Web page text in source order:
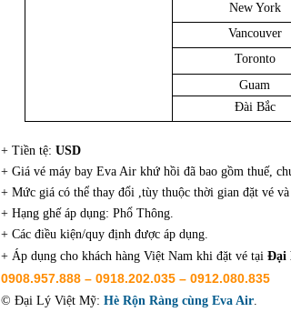
New York
Vancouver
Toronto
Guam
Đài Bắc
+ Tiền tệ: USD
+ Giá vé máy bay Eva Air khứ hồi đã bao gồm thuế,
+ Mức giá có thể thay đổi ,tùy thuộc thời gian đặt vé
+ Hạng ghế áp dụng: Phổ Thông.
+ Các điều kiện/quy định được áp dụng.
+ Áp dụng cho khách hàng Việt Nam khi đặt vé tại Đại
0908.957.888 – 0918.202.035 – 0912.080.835
© Đại Lý Việt Mỹ: Hè Rộn Ràng cùng Eva Air.